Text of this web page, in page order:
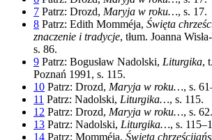
7 Patrz: Drozd, Maryja w roku…, s. 17.
8 Patrz: Edith Momméja, Święta
znaczenie i tradycje, tłum. Joanna
s. 86.
9 Patrz: Bogusław Nadolski, Liturgika,
Poznań 1991, s. 115.
10 Patrz: Drozd, Maryja w roku…, s.
11 Patrz: Nadolski, Liturgika…, s. 115.
12 Patrz: Drozd, Maryja w roku…, s. 62.
13 Patrz: Nadolski, Liturgika…, s.
14 Patrz: Momméja, Święta